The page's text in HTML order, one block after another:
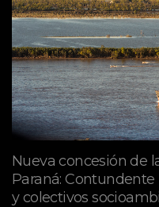
Nueva concesión de
Paraná:
y colectivos